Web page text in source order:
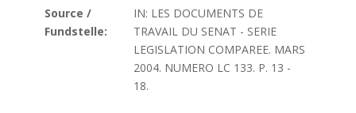
Source /
Fundstelle:
IN: LES DOCUMENTS DE
TRAVAIL DU SENAT - SERIE
LEGISLATION COMPAREE. MARS
2004. NUMERO LC 133. P. 13 -
18.